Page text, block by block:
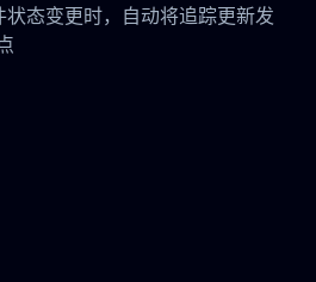
状态变更时，自动将追踪更新发